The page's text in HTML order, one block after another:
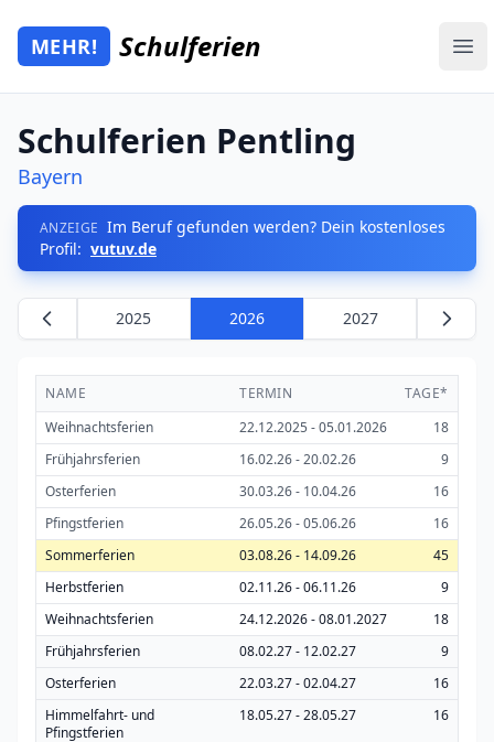
Zum Hauptinhalt springen
Mehr Schulferien
MEHR! Schulferien
Schulferien Pentling
Bayern
ANZEIGE Im Beruf gefunden werden? Dein kostenloses
Profil: vutuv.de
2025 2026 2027
NAME TERMIN
TAGE*
Weihnachtsferien
22.12.2025 - 05.01.2026
18
Frühjahrsferien
16.02.26 - 20.02.26
9
Osterferien
30.03.26 - 10.04.26
16
Pfingstferien
26.05.26 - 05.06.26
16
Sommerferien
03.08.26 - 14.09.26
45
Herbstferien
02.11.26 - 06.11.26
9
Weihnachtsferien
24.12.2026 - 08.01.2027
18
Frühjahrsferien
08.02.27 - 12.02.27
9
Osterferien
22.03.27 - 02.04.27
16
Himmelfahrt- und
Pfingstferien
18.05.27 - 28.05.27 16